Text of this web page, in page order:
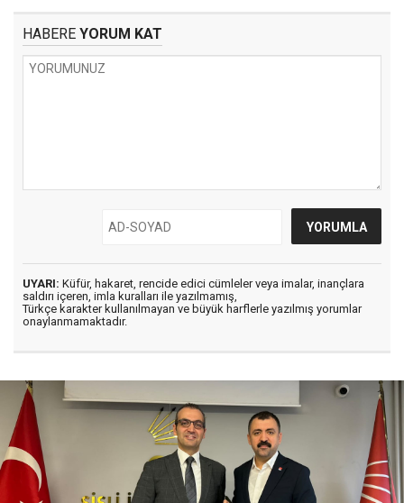
HABERE YORUM KAT
UYARI: Küfür, hakaret, rencide edici cümleler veya imalar, inançlara
saldırı içeren, imla kuralları ile yazılmamış,
Türkçe karakter kullanılmayan ve büyük harflerle yazılmış yorumlar
onaylanmamaktadır.